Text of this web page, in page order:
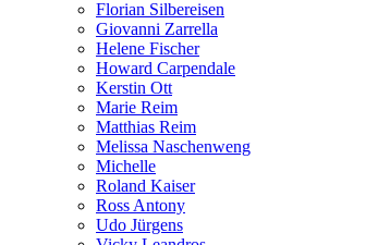
Florian Silbereisen
Giovanni Zarrella
Helene Fischer
Howard Carpendale
Kerstin Ott
Marie Reim
Matthias Reim
Melissa Naschenweng
Michelle
Roland Kaiser
Ross Antony
Udo Jürgens